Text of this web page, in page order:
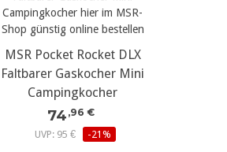
MSR Pocket Rocket DLX
Faltbarer Gaskocher Mini
Campingkocher
74 ,96 €
UVP: 95 €
-21%